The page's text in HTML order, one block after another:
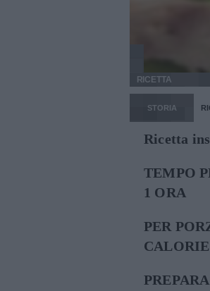
RICETTA
STORIA
Ricetta
TEMPO
1 ORA
PER
CALORIE